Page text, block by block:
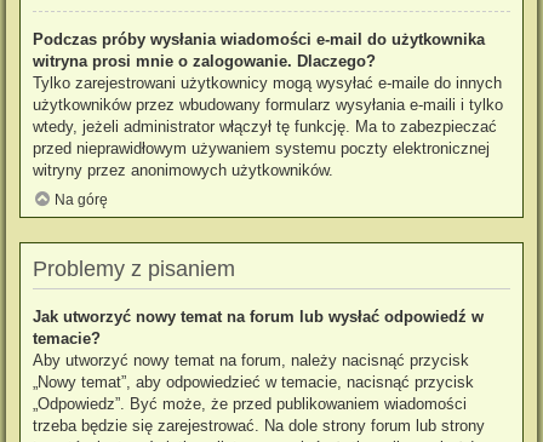
Podczas próby wysłania wiadomości e-mail do użytkownika
witryna prosi mnie o zalogowanie. Dlaczego?
Tylko zarejestrowani użytkownicy mogą wysyłać e-maile do innych
użytkowników przez wbudowany formularz wysyłania e-maili i tylko
wtedy, jeżeli administrator włączył tę funkcję. Ma to zabezpieczać
przed nieprawidłowym używaniem systemu poczty elektronicznej
witryny przez anonimowych użytkowników.
Na górę
Problemy z pisaniem
Jak utworzyć nowy temat na forum lub wysłać odpowiedź w
temacie?
Aby utworzyć nowy temat na forum, należy nacisnąć przycisk
„Nowy temat”, aby odpowiedzieć w temacie, nacisnąć przycisk
„Odpowiedz”. Być może, że przed publikowaniem wiadomości
trzeba będzie się zarejestrować. Na dole strony forum lub strony